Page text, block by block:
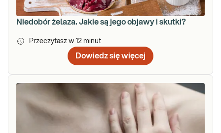
Niedobór żelaza. Jakie są jego objawy i skutki?
Przeczytasz w 12 minut
Dowiedz się więcej